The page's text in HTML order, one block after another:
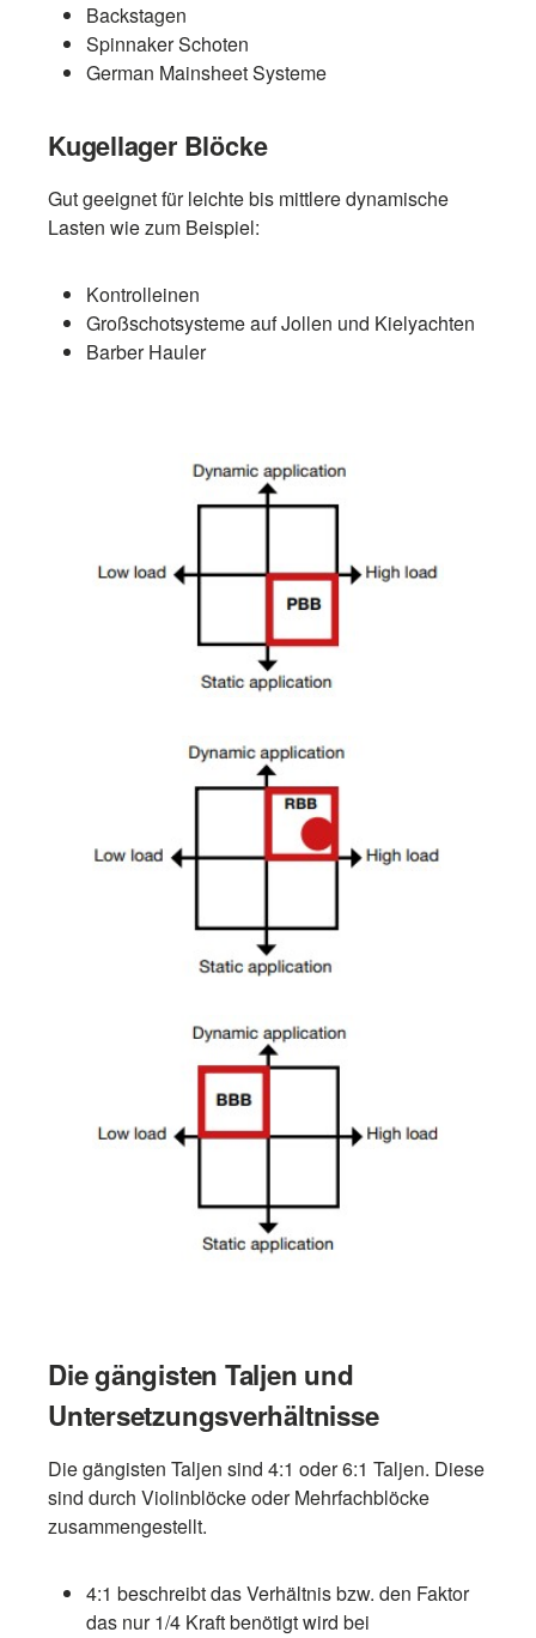
Backstagen
Spinnaker Schoten
German Mainsheet Systeme
Kugellager Blöcke
Gut geeignet für leichte bis mittlere dynamische
Lasten wie zum Beispiel:
Kontrolleinen
Großschotsysteme auf Jollen und Kielyachten
Barber Hauler
Die gängisten Taljen und
Untersetzungsverhältnisse
Die gängisten Taljen sind 4:1 oder 6:1 Taljen. Diese
sind durch Violinblöcke oder Mehrfachblöcke
zusammengestellt.
4:1 beschreibt das Verhältnis bzw. den Faktor
das nur 1/4 Kraft benötigt wird bei